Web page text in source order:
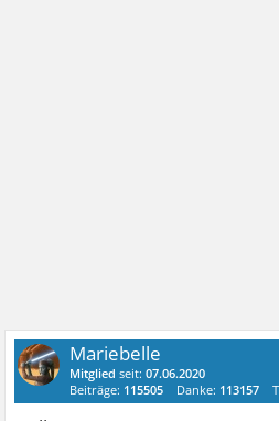
Mariebelle
Mitglied seit:07.06.2020
Beiträge: 115505 Danke: 113157